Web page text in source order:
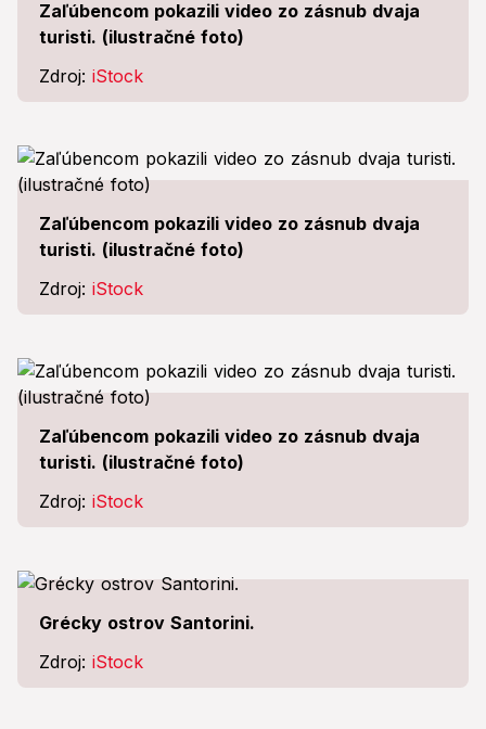
Zaľúbencom pokazili video zo zásnub dvaja
turisti. (ilustračné foto)
Zdroj: iStock
Zaľúbencom pokazili video zo zásnub dvaja
turisti. (ilustračné foto)
Zdroj: iStock
Zaľúbencom pokazili video zo zásnub dvaja
turisti. (ilustračné foto)
Zdroj: iStock
Grécky ostrov Santorini.
Zdroj: iStock